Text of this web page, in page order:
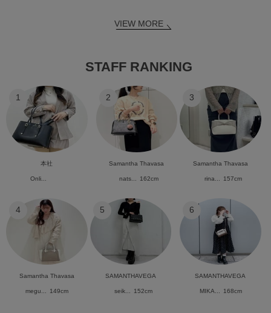
VIEW MORE
STAFF RANKING
1
本社
Onli...
2
Samantha Thavasa
nats... 162cm
3
Samantha Thavasa
rina... 157cm
4
Samantha Thavasa
megu... 149cm
5
SAMANTHAVEGA
seik... 152cm
6
SAMANTHAVEGA
MIKA... 168cm